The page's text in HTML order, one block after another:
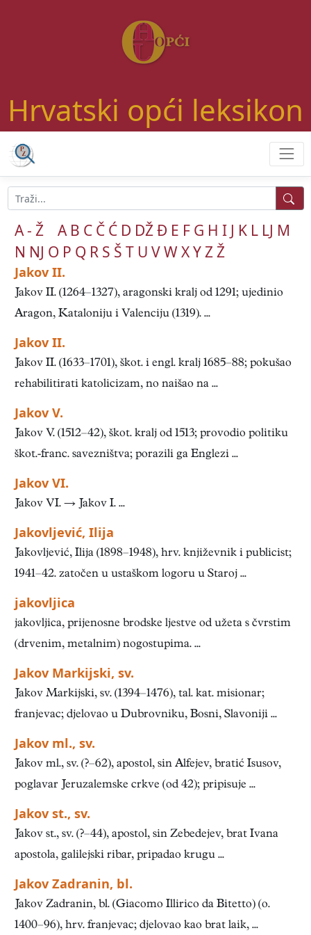
Hrvatski opći leksikon
A - Ž A B C Č Ć D DŽĐ E F G H I J K L LJ M
N NJ O P Q R S Š T U VWXYZŽ
Jakov II.
Jakov II. (1264–1327), aragonski kralj od 1291; ujedinio
Aragon, Kataloniju i Valenciju (1319). ...
Jakov II.
Jakov II. (1633–1701), škot. i engl. kralj 1685–88; pokušao
rehabilitirati katolicizam, no naišao na ...
Jakov V.
Jakov V. (1512–42), škot. kralj od 1513; provodio politiku
škot.-franc. savezništva; porazili ga Englezi ...
Jakov VI.
Jakov VI. → Jakov I. ...
Jakovljević, Ilija
Jakovljević, Ilija (1898–1948), hrv. književnik i publicist;
1941–42. zatočen u ustaškom logoru u Staroj ...
jakovljica
jakovljica, prijenosne brodske ljestve od užeta s čvrstim
(drvenim, metalnim) nogostupima. ...
Jakov Markijski, sv.
Jakov Markijski, sv. (1394–1476), tal. kat. misionar;
franjevac; djelovao u Dubrovniku, Bosni, Slavoniji ...
Jakov ml., sv.
Jakov ml., sv. (?–62), apostol, sin Alfejev, bratić Isusov,
poglavar Jeruzalemske crkve (od 42); pripisuje ...
Jakov st., sv.
Jakov st., sv. (?–44), apostol, sin Zebedejev, brat Ivana
apostola, galilejski ribar, pripadao krugu ...
Jakov Zadranin, bl.
Jakov Zadranin, bl. (Giacomo Illirico da Bitetto) (o.
1400–96), hrv. franjevac; djelovao kao brat laik, ...